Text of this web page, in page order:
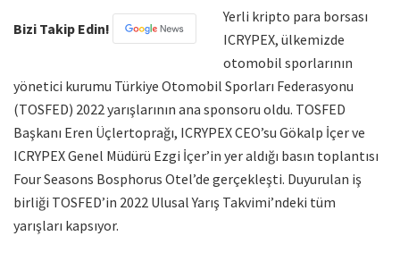
Bizi Takip Edin!
Yerli kripto para borsası
ICRYPEX, ülkemizde
otomobil sporlarının
yönetici kurumu Türkiye Otomobil Sporları Federasyonu
(TOSFED) 2022 yarışlarının ana sponsoru oldu. TOSFED
Başkanı Eren Üçlertoprağı, ICRYPEX CEO’su Gökalp İçer ve
ICRYPEX Genel Müdürü Ezgi İçer’in yer aldığı basın toplantısı
Four Seasons Bosphorus Otel’de gerçekleşti. Duyurulan iş
birliği TOSFED’in 2022 Ulusal Yarış Takvimi’ndeki tüm
yarışları kapsıyor.